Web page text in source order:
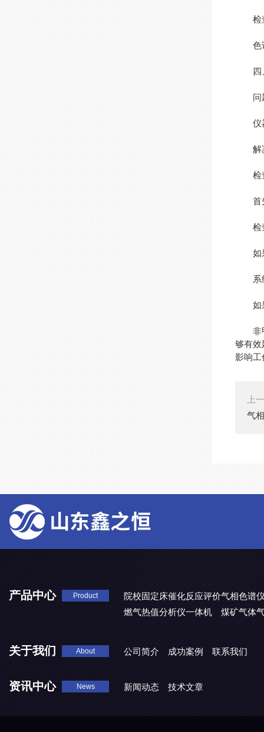
检查
色谱
四、
问
仪器
解
检
首先
检
如果
系
如果
非甲
够有效
影响工
上
气
产品中心 Product
院校固定床催化反应评价气相色谱
燃气热值分析仪一体机
煤矿气体
关于我们 About 公司简介 成功案例 联系我们
资讯中心 News 新闻动态 技术文章